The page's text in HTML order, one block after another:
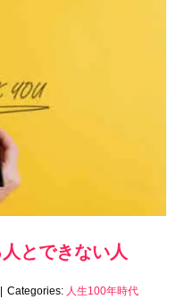
とできない人
Categories: 人生100年時代